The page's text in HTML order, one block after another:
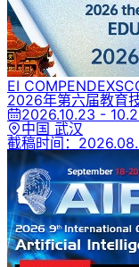
EI COMPENDEX
2026年第六届教育
2026.10.23 -
中国 武汉
截稿时间：